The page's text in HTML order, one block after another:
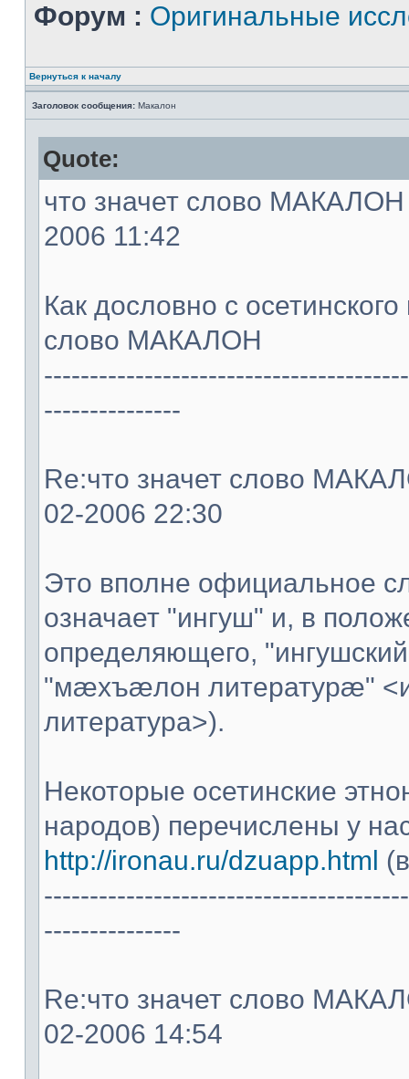
Форум : Оригинальные
Вернуться к началу
Заголовок сообщения: Макалон
Quote:
что значет слово МАКАЛОН
2006 11:42
Как дословно с
слово МАКАЛОН
---------------
Re:что значет слово
02-2006 22:30
Это вполне официальное
означает "ингуш" и, в
определяющего,
"мæхъæлон литературæ"
литература>).
Некоторые осетинские
народов) перечислены у
http://ironau.ru/dzuapp.html
---------------
Re:что значет слово
02-2006 14:54